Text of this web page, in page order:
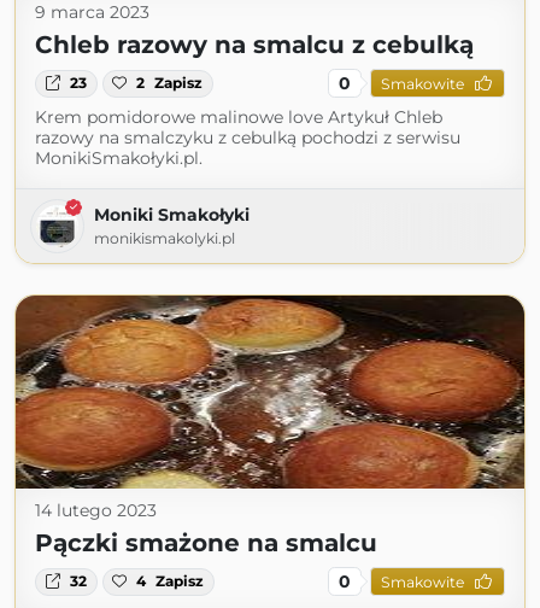
9 marca 2023
Chleb razowy na smalcu z cebulką
23 2 Zapisz 0 Smakowite
Krem pomidorowe malinowe love Artykuł Chleb
razowy na smalczyku z cebulką pochodzi z serwisu
MonikiSmakołyki.pl.
Moniki Smakołyki
monikismakolyki.pl
14 lutego 2023
Pączki smażone na smalcu
32 4 Zapisz 0 Smakowite